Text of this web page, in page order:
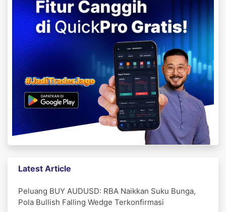
Latest Article
Peluang BUY AUDUSD: RBA Naikkan Suku Bunga,
Pola Bullish Falling Wedge Terkonfirmasi